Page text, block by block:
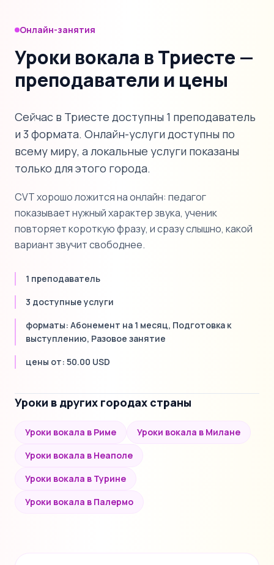
Онлайн-занятия
Уроки вокала в Триесте —
преподаватели и цены
Сейчас в Триесте доступны 1 преподаватель
и 3 формата. Онлайн-услуги доступны по
всему миру, а локальные услуги показаны
только для этого города.
CVT хорошо ложится на онлайн: педагог
показывает нужный характер звука, ученик
повторяет короткую фразу, и сразу слышно, какой
вариант звучит свободнее.
1 преподаватель
3 доступные услуги
форматы: Абонемент на 1 месяц, Подготовка к
выступлению, Разовое занятие
цены от: 50.00 USD
Уроки в других городах страны
Уроки вокала в Риме
Уроки вокала в Милане
Уроки вокала в Неаполе
Уроки вокала в Турине
Уроки вокала в Палермо